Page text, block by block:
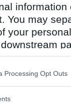
You may
your
downstream
by us
Participants
that this
Processing Opt Outs